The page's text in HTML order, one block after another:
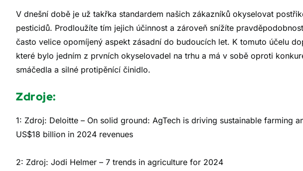
V dnešní době je už takřka standardem našich zákazníků okyselovat
pesticidů. Prodloužíte tím jejich účinnost a zároveň snížíte
často velice opomíjený aspekt zásadní do budoucích let. K tomuto účelu
které bylo jedním z prvních okyselovadel na trhu a má v sobě oproti
smáčedla a silné protipěnící činidlo.
Zdroje:
1: Zdroj: Deloitte – On solid ground: AgTech is driving sustainable farming
US$18 billion in 2024 revenues
2: Zdroj: Jodi Helmer – 7 trends in agriculture for 2024